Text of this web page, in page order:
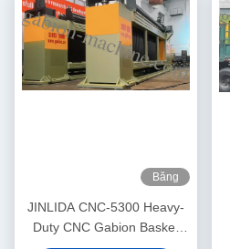
Băng
JINLIDA CNC-5300 Heavy-
Duty CNC Gabion Basket